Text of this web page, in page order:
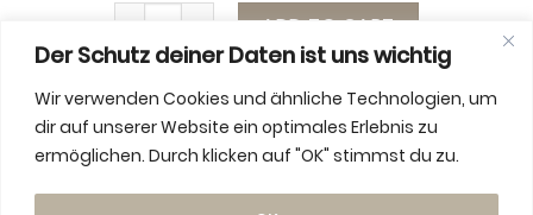
Der Schutz deiner Daten ist uns wichtig
Wir verwenden Cookies und ähnliche Technologien, um
dir auf unserer Website ein optimales Erlebnis zu
ermöglichen. Durch klicken auf "OK" stimmst du zu.
[36742] Leo-Kleid blau-grau Gr. onesize
ADD TO CART
ADDITIONAL INFORMATION